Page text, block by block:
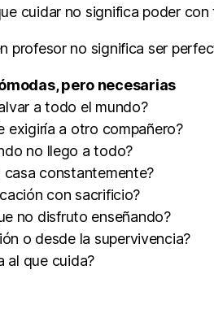
cuidar no significa poder con
profesor no significa ser
pero necesarias
a todo el mundo?
exigiría a otro compañero?
no llego a todo?
constantemente?
con sacrificio?
no disfruto enseñando?
o desde la supervivencia?
al que cuida?